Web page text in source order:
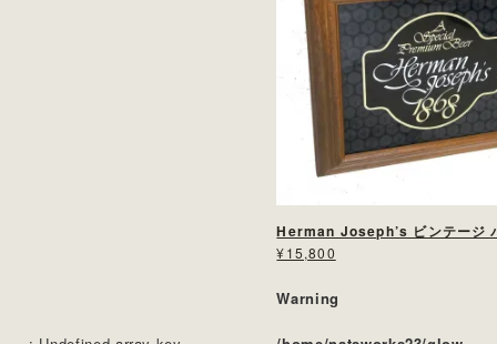
Herman Joseph’s ビンテージ
¥15,800
Warning